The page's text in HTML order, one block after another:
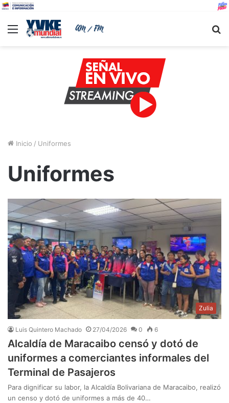
Menu
Inicio / Uniformes
Uniformes
Zulia
Luis Quintero Machado 27/04/2026 0 6
Alcaldía de Maracaibo censó y dotó de
uniformes a comerciantes informales del
Terminal de Pasajeros
Para dignificar su labor, la Alcaldía Bolivariana de Maracaibo, realizó
un censo y dotó de uniformes a más de 40…